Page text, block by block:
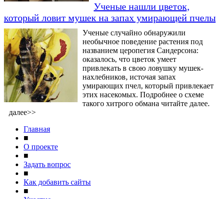
Ученые нашли цветок,
который ловит мушек на запах умирающей пчелы
Ученые случайно обнаружили
необычное поведение растения под
названием церопегия Сандерсона:
оказалось, что цветок умеет
привлекать в свою ловушку мушек-
нахлебников, источая запах
умирающих пчел, который привлекает
этих насекомых. Подробнее о схеме
такого хитрого обмана читайте далее.
далее>>
Главная
■
О проекте
■
Задать вопрос
■
Как добавить сайты
■